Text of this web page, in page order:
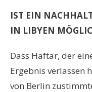
IST EIN
IN LIBYEN
Dass Haftar, der
Ergebnis verlassen
von Berlin